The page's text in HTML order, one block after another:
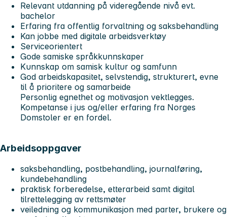
Relevant utdanning på videregående nivå evt.
bachelor
Erfaring fra offentlig forvaltning og saksbehandling
Kan jobbe med digitale arbeidsverktøy
Serviceorientert
Gode samiske språkkunnskaper
Kunnskap om samisk kultur og samfunn
God arbeidskapasitet, selvstendig, strukturert, evne
til å prioritere og samarbeide
Personlig egnethet og motivasjon vektlegges.
Kompetanse i jus og/eller erfaring fra Norges
Domstoler er en fordel.
Arbeidsoppgaver
saksbehandling, postbehandling, journalføring,
kundebehandling
praktisk forberedelse, etterarbeid samt digital
tilrettelegging av rettsmøter
veiledning og kommunikasjon med parter, brukere og